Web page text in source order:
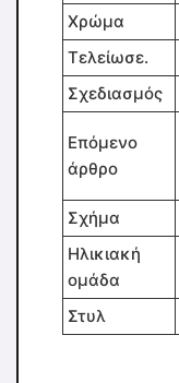
Χρώμα
Τελείωσε.
Σχεδιασμός
Επόμενο
άρθρο
Σχήμα
Ηλικιακή
ομάδα
Στυλ